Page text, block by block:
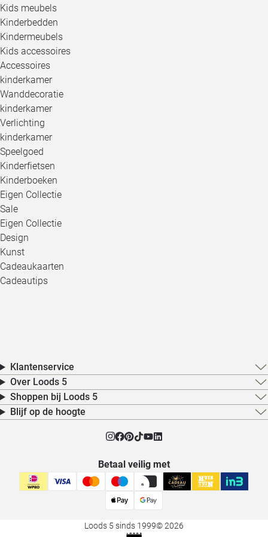
Kids meubels
Kinderbedden
Kindermeubels
Kids accessoires
Accessoires
kinderkamer
Wanddecoratie
kinderkamer
Verlichting
kinderkamer
Speelgoed
Kinderfietsen
Kinderboeken
Eigen Collectie
Sale
Eigen Collectie
Design
Kunst
Cadeaukaarten
Cadeautips
Klantenservice
Over Loods 5
Shoppen bij Loods 5
Blijf op de hoogte
Betaal veilig met
Loods 5 sinds 1999© 2026